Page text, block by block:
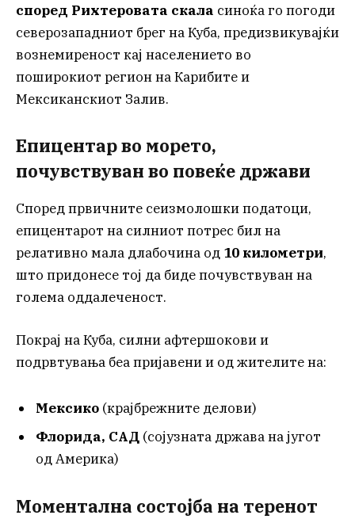
според Рихтеровата скала синоќа го погоди
северозападниот брег на Куба, предизвикувајќи
вознемиреност кај населението во
поширокиот регион на Карибите и
Мексиканскиот Залив.
Епицентар во морето,
почувствуван во повеќе држави
Според првичните сеизмолошки податоци,
епицентарот на силниот потрес бил на
релативно мала длабочина од 10 километри,
што придонесе тој да биде почувствуван на
голема оддалеченост.
Покрај на Куба, силни афтершокови и
подрвтувања беа пријавени и од жителите на:
Мексико (крајбрежните делови)
Флорида, САД (сојузната држава на југот
од Америка)
Моментална состојба на теренот